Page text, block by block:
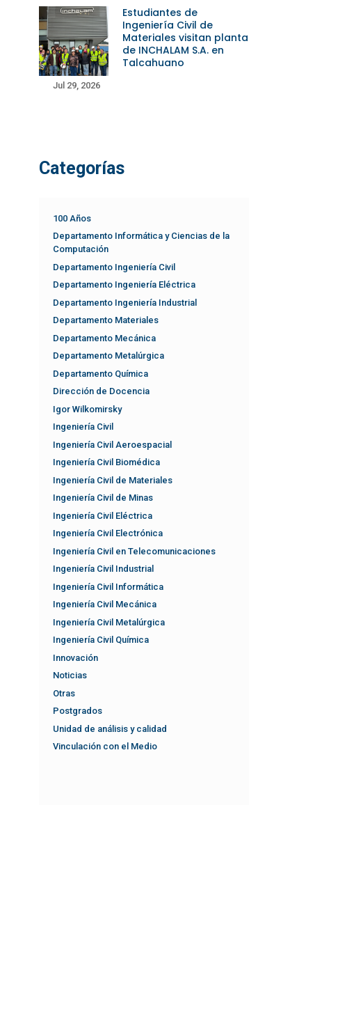
Estudiantes de
Ingeniería Civil de
Materiales visitan planta
de INCHALAM S.A. en
Talcahuano
Jul 29, 2026
Categorías
100 Años
Departamento Informática y Ciencias de la
Computación
Departamento Ingeniería Civil
Departamento Ingeniería Eléctrica
Departamento Ingeniería Industrial
Departamento Materiales
Departamento Mecánica
Departamento Metalúrgica
Departamento Química
Dirección de Docencia
Igor Wilkomirsky
Ingeniería Civil
Ingeniería Civil Aeroespacial
Ingeniería Civil Biomédica
Ingeniería Civil de Materiales
Ingeniería Civil de Minas
Ingeniería Civil Eléctrica
Ingeniería Civil Electrónica
Ingeniería Civil en Telecomunicaciones
Ingeniería Civil Industrial
Ingeniería Civil Informática
Ingeniería Civil Mecánica
Ingeniería Civil Metalúrgica
Ingeniería Civil Química
Innovación
Noticias
Otras
Postgrados
Unidad de análisis y calidad
Vinculación con el Medio